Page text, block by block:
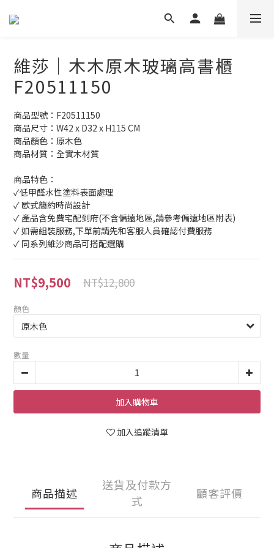
維莎｜木木原木玻璃高書櫃
F20511150
商品型號：F20511150
商品尺寸：W42 x D32 x H115 CM
商品顏色：原木色
商品材質：全實木材質
商品特色：
✓低甲醛水性塗料表面處理
✓ 歐式簡約時尚設計
✓ 產品含免費宅配到府(不含偏遠地區,請參考偏遠地區附表)
✓ 如需組裝服務,下單前請先和客服人員確認付費服務
✓ 同系列維沙商品可搭配選購
NT$9,500 NT$12,800
顏色
數量
加入購物車
加入追蹤清單
商品描述
送貨及付款方
式
顧客評價